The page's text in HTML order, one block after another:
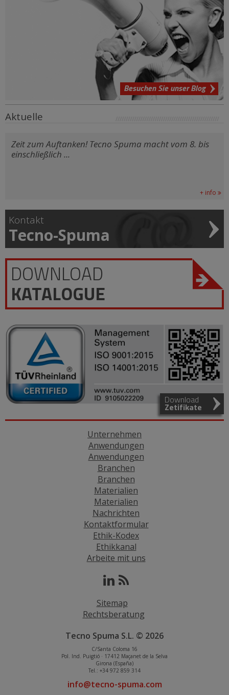
Besuchen Sie unser Blog
Aktuelle
Zeit zum Auftanken! Tecno Spuma macht vom 8. bis
einschließlich ...
+ info
Kontakt
Tecno-Spuma
DOWNLOAD
KATALOGUE
Download
Zetifikate
Unternehmen
Anwendungen
Anwendungen
Branchen
Branchen
Materialien
Materialien
Nachrichten
Kontaktformular
Ethik-Kodex
Ethikkanal
Arbeite mit uns
Sitemap
Rechtsberatung
Tecno Spuma S.L. © 2026
C/Santa Coloma 16
Pol. Ind. Puigtió · 17412 Maçanet de la Selva
Girona (España)
Tel.: +34 972 859 314
info@tecno-spuma.com